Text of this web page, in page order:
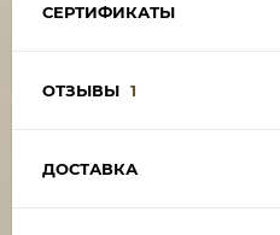
СЕРТИФИКАТЫ
ОТЗЫВЫ 1
ДОСТАВКА